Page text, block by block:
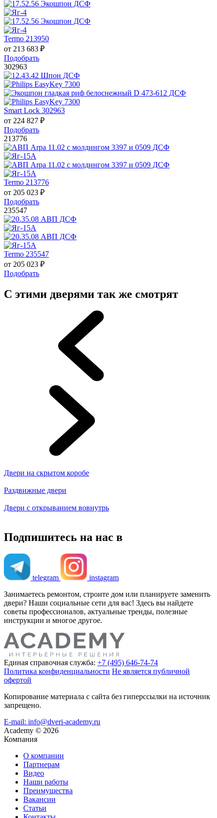
Termo 213950
от 213 683 ₽
Подобрать
302963
Smart Lock 302963
от 224 827 ₽
Подобрать
213776
Termo 213776
от 205 023 ₽
Подобрать
235547
Termo 235547
от 205 023 ₽
Подобрать
С этими дверями так же смотрят
Двери на скрытом коробе
Раздвижные двери
Двери с открыванием вовнутрь
Подпишитесь на нас в
telegram
instagram
Занимаетесь ремонтом, строите дом или планируете заменить
двери? Наши социальные сети для вас! Здесь вы найдете
советы профессионалов, актуальные тренды, полезные
инструкции и многое другое.
Единая справочная служба: +7 (495) 646-74-74
Политика конфиденциальности Не является публичной
офертой
Копирование материала с сайта без гиперссылки на источник
запрещено.
E-mail: info@dveri-academy.ru
Academy © 2026
Компания
О компании
Партнерам
Видео
Наши работы
Преимущества
Вакансии
Статьи